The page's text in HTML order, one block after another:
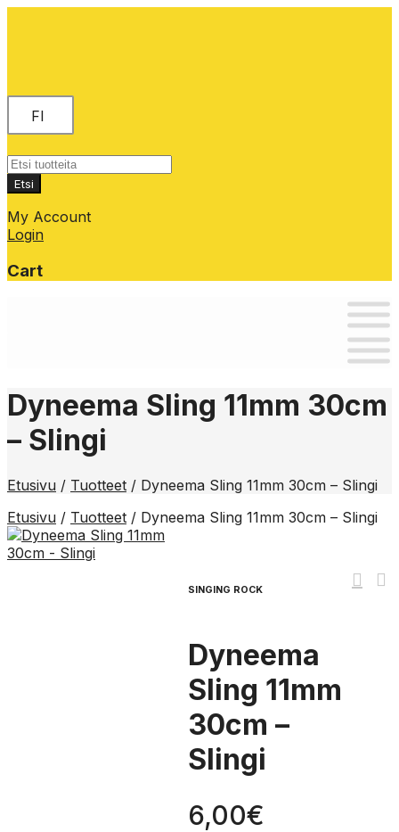
FI
Products
search
Etsi
My Account
Login
Cart
Dyneema Sling 11mm 30cm
– Slingi
Etusivu / Tuotteet / Dyneema Sling 11mm 30cm – Slingi
Etusivu / Tuotteet / Dyneema Sling 11mm 30cm – Slingi
SINGING ROCK
Dyneema
Sling 11mm
30cm –
Slingi
6,00€